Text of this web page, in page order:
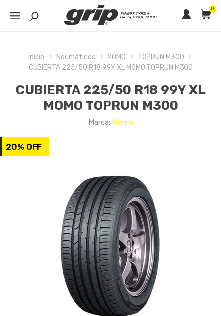
0
Inicio Neumáticos MOMO
TOPRUN M300
CUBIERTA 225/50 R18 99Y XL MOMO TOPRUN M300
CUBIERTA 225/50 R18 99Y XL
MOMO TOPRUN M300
Marca: Momo
20% OFF